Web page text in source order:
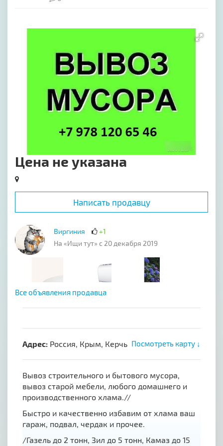
Цена не указана
Написать продавцу
Виргиния
+1
На «Ищи тут» с 20 декабря 2019
Все объявления продавца
Адрес: Россия, Крым, Керчь Посмотреть карту ↓
Вывоз строительного и бытового мусора,
вывоз старой мебели, любого домашнего и
производственного хлама.//
Быстро и качественно избавим от хлама ваш
гараж, подвал, чердак и прочее.
/Газель до 2 тонн, Зил до 5 тонн, Камаз до 15